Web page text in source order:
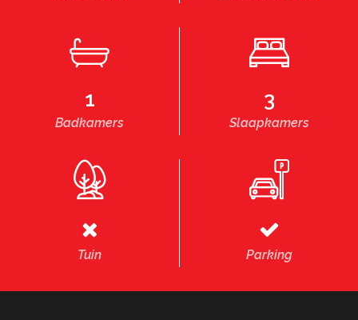
1
Badkamers
3
Slaapkamers
Tuin Parking